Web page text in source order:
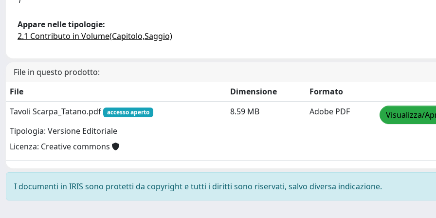
Appare nelle tipologie:
2.1 Contributo in Volume(Capitolo,Saggio)
File in questo prodotto:
File
Dimensione
Formato
Tavoli Scarpa_Tatano.pdf
accesso aperto
Tipologia: Versione Editoriale
Licenza: Creative commons
8.59 MB Adobe PDF Visualizza/
I documenti in IRIS sono protetti da copyright e tutti i diritti sono riservati, salvo diversa indicazione.